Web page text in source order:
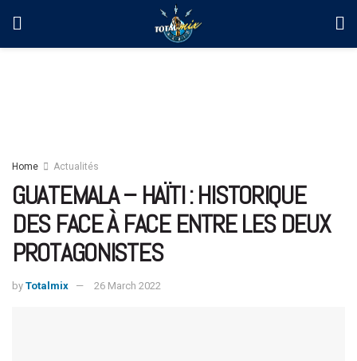
Home Actualités
GUATEMALA – HAÏTI : HISTORIQUE
DES FACE À FACE ENTRE LES DEUX
PROTAGONISTES
by Totalmix 26 March 2022